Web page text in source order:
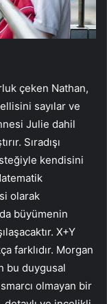
çeken Nathan,
sayılar ve
Julie dahil
Sıradışı
kendisini
olarak
büyümenin
X+Y
farklıdır. Morgan
bu duygusal
olmayan bir